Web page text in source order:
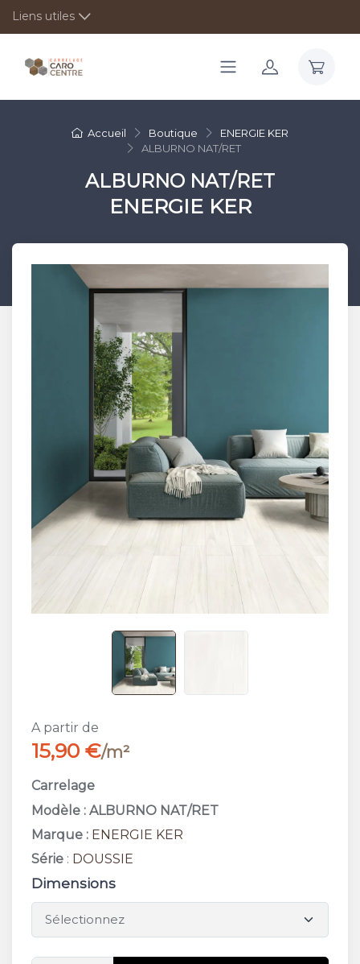
Liens utiles
Accueil Boutique
ENERGIE KER
ALBURNO NAT/RET
ALBURNO NAT/RET
ENERGIE KER
A partir de
15,90 €/m²
Carrelage
Modèle : ALBURNO NAT/RET
Marque : ENERGIE KER
Série : DOUSSIE
Dimensions